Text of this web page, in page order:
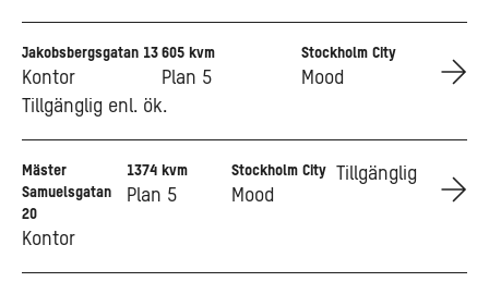
Go to Jakobsbergsgatan 13
Jakobsbergsgatan 13
Kontor
605 kvm
Plan 5
Stockholm City
Mood
Tillgänglig enl. ök.
Go to Mäster Samuelsgatan 20
Mäster
Samuelsgatan
20
Kontor
1374 kvm
Plan 5
Stockholm City
Mood
Tillgänglig